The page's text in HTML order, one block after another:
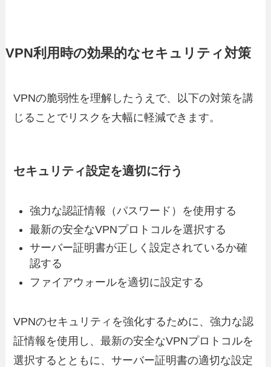
VPN利用時の効果的なセキュリティ対策
VPNの脆弱性を理解したうえで、以下の対策を講
じることでリスクを大幅に軽減できます。
セキュリティ設定を適切に行う
強力な認証情報（パスワード）を使用する
最新の安全なVPNプロトコルを選択する
サーバー証明書が正しく設定されているか確
認する
ファイアウォールを適切に設定する
VPNのセキュリティを強化するために、強力な認
証情報を使用し、最新の安全なVPNプロトコルを
選択するとともに、サーバー証明書の適切な設定